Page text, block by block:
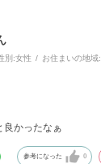
別:女性 お住まいの地域:
良かったなぁ
参考になった 0